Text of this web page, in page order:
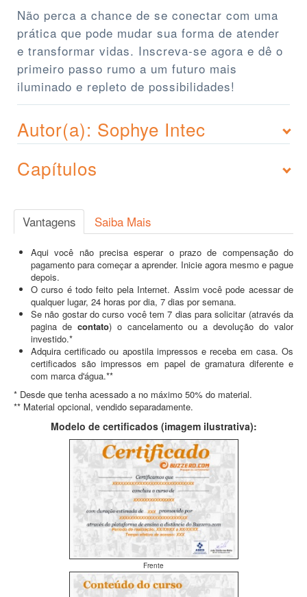
Não perca a chance de se conectar com uma
prática que pode mudar sua forma de atender
e transformar vidas. Inscreva-se agora e dê o
primeiro passo rumo a um futuro mais
iluminado e repleto de possibilidades!
Autor(a): Sophye Intec
Capítulos
Vantagens Saiba Mais
Aqui você não precisa esperar o prazo de compensação do
pagamento para começar a aprender. Inicie agora mesmo e pague
depois.
O curso é todo feito pela Internet. Assim você pode acessar de
qualquer lugar, 24 horas por dia, 7 dias por semana.
Se não gostar do curso você tem 7 dias para solicitar (através da
pagina de contato) o cancelamento ou a devolução do valor
investido.*
Adquira certificado ou apostila impressos e receba em casa. Os
certificados são impressos em papel de gramatura diferente e
com marca d'água.**
* Desde que tenha acessado a no máximo 50% do material.
** Material opcional, vendido separadamente.
Modelo de certificados (imagem ilustrativa):
Frente